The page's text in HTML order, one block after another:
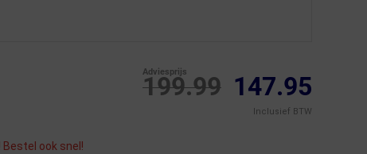
199.99
Adviesprijs 147.95
Inclusief BTW
ook snel!